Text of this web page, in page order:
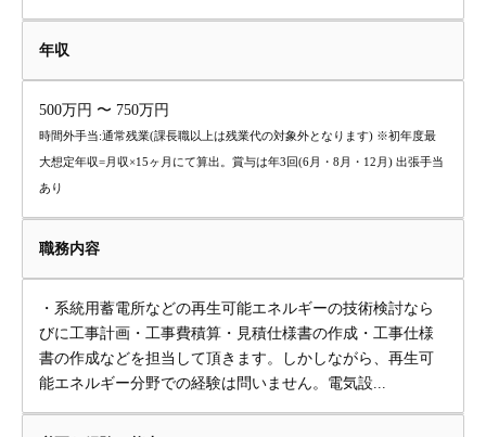
年収
500万円 〜 750万円
時間外手当:通常残業(課長職以上は残業代の対象外となります) ※初年度最
大想定年収=月収×15ヶ月にて算出。賞与は年3回(6月・8月・12月) 出張手当
あり
職務内容
・系統用蓄電所などの再生可能エネルギーの技術検討なら
びに工事計画・工事費積算・見積仕様書の作成・工事仕様
書の作成などを担当して頂きます。しかしながら、再生可
能エネルギー分野での経験は問いません。電気設...